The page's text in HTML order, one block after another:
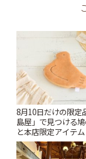
8月10日だけの限
島屋」で見つける
と本店限定アイテ
ぷ